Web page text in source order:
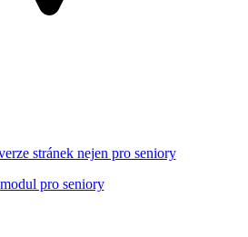
stránek nejen pro seniory